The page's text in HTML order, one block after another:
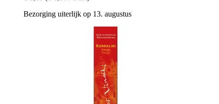
Bezorging uiterlijk op 13. augustus